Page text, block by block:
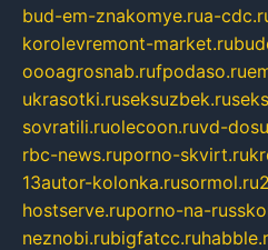
bud-em-znakomye.rua-
korolevremont-market.ru
oooagrosnab.rufpodaso.ru
ukrasotki.ruseksuzbek.ru
sovratili.ruolecoon.ruvd-
rbc-news.ruporno-skvirt.ru
13autor-kolonka.rusormol.ru
hostserve.ruporno-na-
neznobi.rubigfatcc.ru